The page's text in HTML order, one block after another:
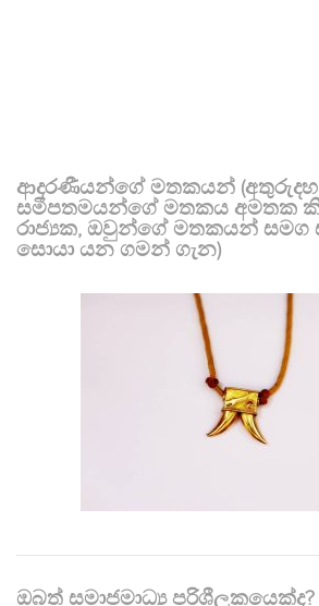
ආදරණීයන්ගේ මතකයන්
සමීපතමයන්ගේ මතකය අමතක
රාජ්‍යක, ඔවුන්ගේ මතකයන් සමග
සොයා යන ගමන් ගැන)
ඔබත් සමාජමාධ්‍ය